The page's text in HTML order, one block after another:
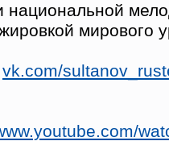
национальной
мирового
vk.com/